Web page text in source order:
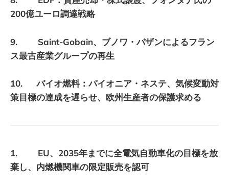
200億ユーロ調達戦略
9. Saint-Gobain、ブノワ・バザンによるフラン
ス最古産業グループの再生
10. バイオ燃料：パイオニア・ネステ、気候変動対
策目標の達成を遅らせ、欧州生産者の保護求める
1. EU、2035年までに全電気自動車化の目標を放
棄し、内燃機関車の限定販売を認可